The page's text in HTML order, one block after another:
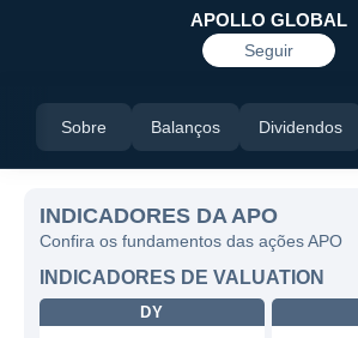
APOLLO GLOBAL
Seguir
Sobre Balanços Dividendos
INDICADORES DA APO
Confira os fundamentos das ações APO
INDICADORES DE VALUATION
DY